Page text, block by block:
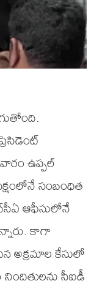
ఉప్పల్
సంబంధిత
ఆఫీసులోనే
కాగా
అక్రమాల కేసులో
సీఐడీ